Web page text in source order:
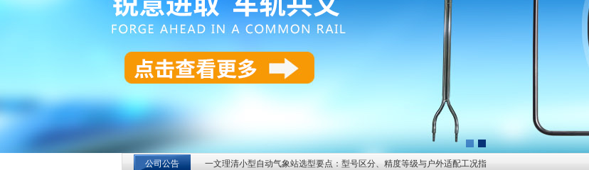
公司公告 一文理清小型自动气象站选型要点：型号区分、精度等级与户外适配工况指